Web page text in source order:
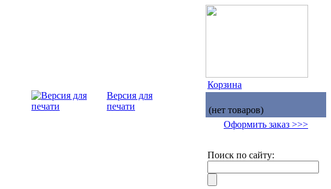
Версия для
печати
Корзина
(нет товаров)
Оформить заказ >>>
Поиск по сайту: